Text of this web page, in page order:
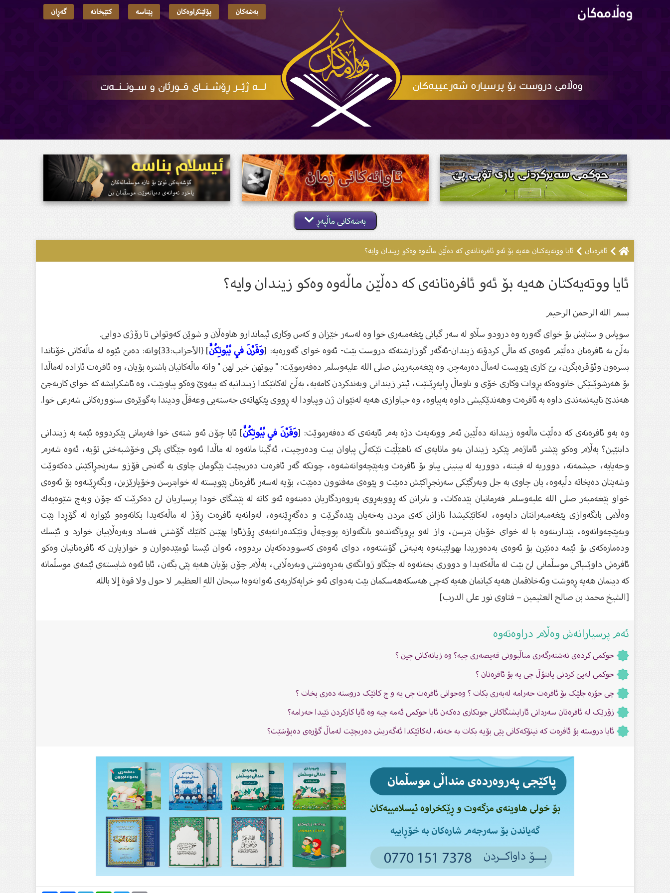
بەشەکان پۆلێنکراوەکان پێناسە کتێبخانە گەڕان
بەشەکانی ماڵپەڕ
ئافرەتان ئایا ووتەیەكتان هەیە بۆ ئەو ئافرەتانەی كە دەڵێن ماڵەوە وەكو زیندان وایە؟
ئایا ووتەیەكتان هەیە بۆ ئەو ئافرەتانەی كە دەڵێن ماڵەوە وەكو زیندان وایە؟
بسم الله الرحمن الرحیم
سوپاس و ستایش بۆ خواى گەورە وە درودو سڵاو لە سەر گیانى پێغەمبەرى خوا وە لەسەر خێزان و كەس وكارى ئیماندارو هاوەڵان و شوێن كەوتوانى تا رۆژى دوایى.
بەڵێ‌ بە ئافرەتان دەڵێم ئەوەی كە ماڵی كردۆتە زیندان-ئەگەر گوزارشتەكە دروست بێت- ‏ئەوە خوای گەورەیە: [وَقَرْنَ فِي بُيُوتِكُنَّ
] {الأحزاب:33}واتە: دەبێ‌ ئێوە لە ماڵەكانی خۆتاندا
‏بسرەون وئۆقرەبگرن، بێ كاری پێویست لەماڵ دەرمەچن. وە پێغەمبەریش صلی الله علیەوسلم ‏دەفەرموێت: " بیوتهن خیر لهن " واتە ماڵەكانیان باشترە بۆیان، وە ئافرەت ئازادە لەماڵدا
بۆ ‏هەرشوێنێكی خانووەكە بڕوات وكاری خۆی و ناوماڵ ڕاپەڕێنێت، ئیتر زیندانی وبەندكردن ‏كامەیە، بەڵێ‌ لەكاتێكدا زیندانیە كە بیەوێ‌ وەكو پیاوبێت، وە ئاشكرایشە كە خوای كاربەجێ
‏هەندێ‌ تایبەتمەندی داوە بە ئافرەت وهەندێكیشی داوە بەپیاوە، وە جیاوازی هەیە لەنێوان ژن ‏وپیاودا لە ڕووی پێكهاتەی جەستەیی وعەقڵ ودیندا بەگوێرەی سنوورەكانی شەرعی خوا.
وە بەو ئافرەتەی كە دەڵێت ماڵەوە زیندانە دەڵێین ئەم ووتەیەت دژە بەم ئایەتەی كە دەفەرموێت: [وَقَرْنَ فِي بُيُوتِكُنَّ] ئایا چۆن ئەو شتەی خوا فەرمانی پێكردووە ئێمە بە زیندانی
دابنێین؟ بەڵام ‏وەكو پێشتر ئاماژەم پێكرد زیندان بەو مانایەی كە ناهێڵێت تێكەڵی پیاوان بیت ودەرچیت، ‏ئەگینا مانەوە لە ماڵدا ئەوە جێگای پاكی وخۆشبەختی تۆیە، ئەوە شەرم
وحەیایە، حیشمەتە، ‏دووریە لە فیتنە، دووریە لە بینینی پیاو بۆ ئافرەت وبەپێچەوانەشەوە، چونكە گەر ئافرەت ‏دەربچێت بێگومان چاوی بە گەنجی قۆزو سەرنجڕاكێش دەكەوێت
وشەیتان دەیخاتە دڵیەوە، یان ‏چاوی بە جل وبەرگێكی سەرنجڕاكێش دەبێت و پێوەی مەفتوون دەبێت، بۆیە لەسەر ئافرەتان ‏پێویستە لە خوابترسن وخۆپارێزبن، وبگەڕێنەوە بۆ ئەوەی
خواو پێغەمبەر صلی الله علیەوسلم ‏فەرمانیان پێدەكات، و بابزانن كە ڕووبەڕوی پەروەردگاریان دەبنەوە ئەو كاتە لە پێشگای خودا ‏پرسیاریان لێ‌ دەكرێت كە چۆن وبەچ شێوەیەك
وەڵامی بانگەوازی پێغەمبەرانتان دایەوە، ‏لەكاتێكیشدا نازانن كەی مردن یەخەیان پێدەگرێت و دەگەڕێنەوە، لەوانەیە ئافرەت ڕۆژ لە ‏ماڵەكەیدا بكاتەوەو ئێوارە لە گۆڕدا بێت
وبەپێچەوانەوە، بێداربنەوە با لە خوای خۆیان بترسن، ‏واز لەو پڕوپاگەندەو بانگەوازە پووچەڵ وتێكدەرانەیەی ڕۆژئاوا بهێنن كاتێك گۆشتی فەساد ‏وبەرەڵاییان خوارد و ئێسك
ودەمارەكەی بۆ ئێمە دەنێرن بۆ ئەوەی بەدەوریدا بهولێینەوە بەنیەتی ‏گۆشتەوە، دوای ئەوەی كەسوودەكەیان بردووە، ئەوان ئێستا ئومێدەوارن و خوازیارن كە ‏ئافرەتانیان وەكو
ئافرەتی داوێنپاكی موسڵمانی لێ بێت لە ماڵەكەیدا و دووری بخەنەوە لە ‏جێگاو ژوانگەی بەدڕەوشتی وبەرەڵایی، بەڵام چۆن بۆیان هەیە پێی بگەن، ئایا ئەوە شایستەی ‏ئێمەی موسڵمانە
كە دینمان هەیە ڕەوشت وئەخلاقمان هەیە كیانمان هەیە كەچی ‏هەسكەهەسكمان بێت بەدوای ئەو خراپەكاریەی ئەوانەوە! سبحان اللهِ العظيم لا حول ولا قوة إلا بالله.
[الشيخ محمد بن صالح العثيمين – فتاوى نور على الدرب]
ئەم پرسیارانەش وەڵام دراوەتەوە
حوكمی كردەی نەشتەرگەری مناڵبوونی قەیصەری چیە؟ وە زیانەکانى چین ؟
حوكمی لەپێ‌ كردنی پانتۆڵ چی یە بۆ ئافرەتان ؟
چی جۆرە جلێک بۆ ئافرەت حەرامە لەبەری بکات ؟ وەجوانی ئافرەت چی یە و چ کاتێک دروستە دەری بخات ؟
زۆرێک لە ئافرەتان سەردانى ئارایشتگاکانى جونکارى دەکەن ئایا حوکمى ئەمە چیە وە ئایا کارکردن تێیدا حەرامە؟
ئایا دروستە بۆ ئافرەت كە نینۆكەكانی پێی بۆیە بكات بە ‏خەنە، لەكاتێكدا ئەگەریش دەربچێت لەماڵ گۆرەی دەپۆشێت؟